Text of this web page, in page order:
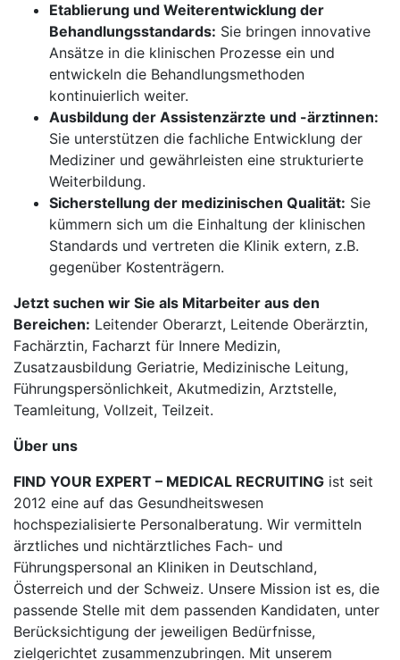
Etablierung und Weiterentwicklung der
Behandlungsstandards: Sie bringen innovative
Ansätze in die klinischen Prozesse ein und
entwickeln die Behandlungsmethoden
kontinuierlich weiter.
Ausbildung der Assistenzärzte und -ärztinnen:
Sie unterstützen die fachliche Entwicklung der
Mediziner und gewährleisten eine strukturierte
Weiterbildung.
Sicherstellung der medizinischen Qualität: Sie
kümmern sich um die Einhaltung der klinischen
Standards und vertreten die Klinik extern, z.B.
gegenüber Kostenträgern.
Jetzt suchen wir Sie als Mitarbeiter aus den
Bereichen: Leitender Oberarzt, Leitende Oberärztin,
Fachärztin, Facharzt für Innere Medizin,
Zusatzausbildung Geriatrie, Medizinische Leitung,
Führungspersönlichkeit, Akutmedizin, Arztstelle,
Teamleitung, Vollzeit, Teilzeit.
Über uns
FIND YOUR EXPERT – MEDICAL RECRUITING ist seit
2012 eine auf das Gesundheitswesen
hochspezialisierte Personalberatung. Wir vermitteln
ärztliches und nichtärztliches Fach- und
Führungspersonal an Kliniken in Deutschland,
Österreich und der Schweiz. Unsere Mission ist es, die
passende Stelle mit dem passenden Kandidaten, unter
Berücksichtigung der jeweiligen Bedürfnisse,
zielgerichtet zusammenzubringen. Mit unserem